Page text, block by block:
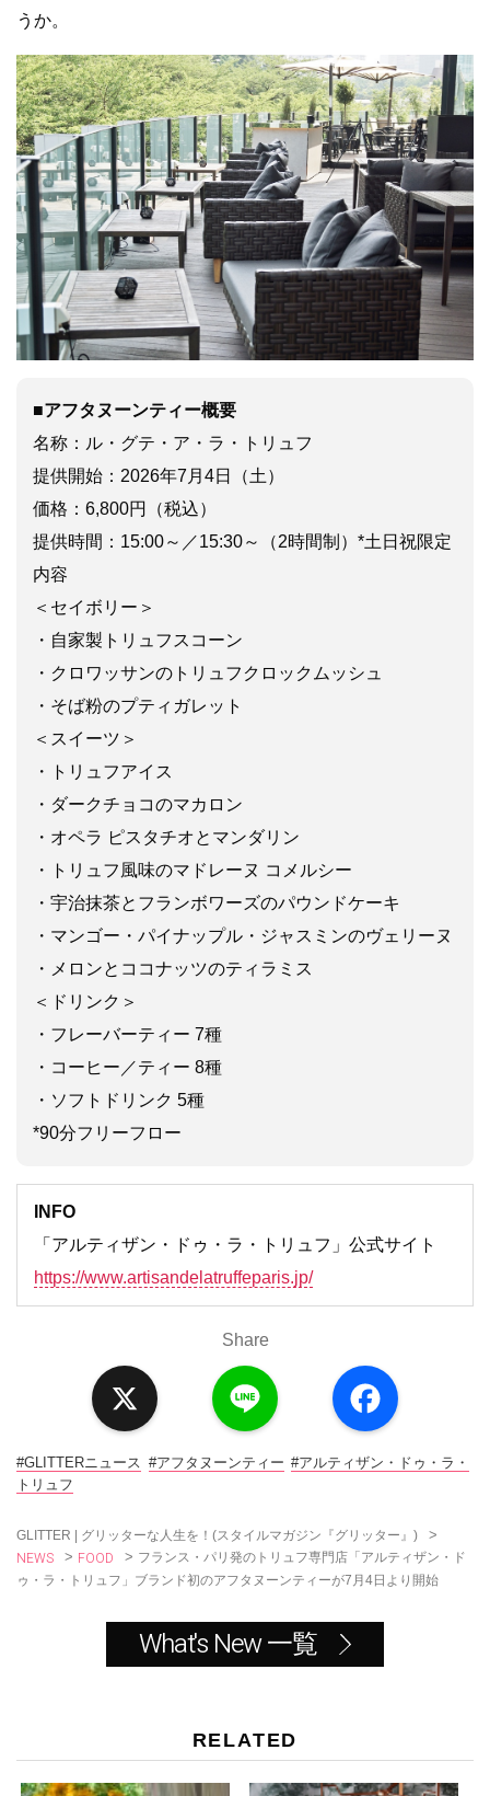
うか。
■アフタヌーンティー概要
名称：ル・グテ・ア・ラ・トリュフ
提供開始：2026年7月4日（土）
価格：6,800円（税込）
提供時間：15:00～／15:30～（2時間制）*土日祝限定
内容
＜セイボリー＞
・自家製トリュフスコーン
・クロワッサンのトリュフクロックムッシュ
・そば粉のプティガレット
＜スイーツ＞
・トリュフアイス
・ダークチョコのマカロン
・オペラ ピスタチオとマンダリン
・トリュフ風味のマドレーヌ コメルシー
・宇治抹茶とフランボワーズのパウンドケーキ
・マンゴー・パイナップル・ジャスミンのヴェリーヌ
・メロンとココナッツのティラミス
＜ドリンク＞
・フレーバーティー 7種
・コーヒー／ティー 8種
・ソフトドリンク 5種
*90分フリーフロー
INFO
「アルティザン・ドゥ・ラ・トリュフ」公式サイト
https://www.artisandelatruffeparis.jp/
Share
a
c
o
#GLITTERニュース #アフタヌーンティー #アルティザン・ドゥ・ラ・
トリュフ
GLITTER | グリッターな人生を！(スタイルマガジン『グリッター』) >
NEWS > FOOD > フランス・パリ発のトリュフ専門店「アルティザン・ド
ゥ・ラ・トリュフ」ブランド初のアフタヌーンティーが7月4日より開始
What's New 一覧
RELATED